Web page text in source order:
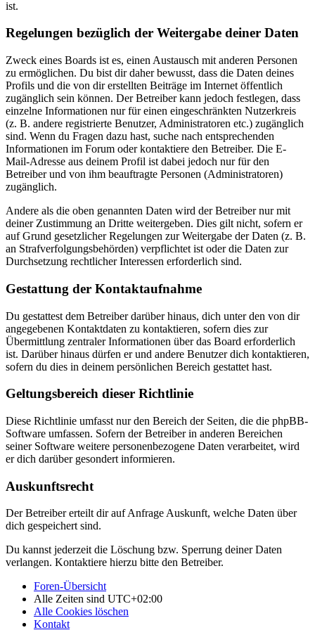
ist.
Regelungen bezüglich der Weitergabe deiner Daten
Zweck eines Boards ist es, einen Austausch mit anderen Personen
zu ermöglichen. Du bist dir daher bewusst, dass die Daten deines
Profils und die von dir erstellten Beiträge im Internet öffentlich
zugänglich sein können. Der Betreiber kann jedoch festlegen, dass
einzelne Informationen nur für einen eingeschränkten Nutzerkreis
(z. B. andere registrierte Benutzer, Administratoren etc.) zugänglich
sind. Wenn du Fragen dazu hast, suche nach entsprechenden
Informationen im Forum oder kontaktiere den Betreiber. Die E-
Mail-Adresse aus deinem Profil ist dabei jedoch nur für den
Betreiber und von ihm beauftragte Personen (Administratoren)
zugänglich.
Andere als die oben genannten Daten wird der Betreiber nur mit
deiner Zustimmung an Dritte weitergeben. Dies gilt nicht, sofern er
auf Grund gesetzlicher Regelungen zur Weitergabe der Daten (z. B.
an Strafverfolgungsbehörden) verpflichtet ist oder die Daten zur
Durchsetzung rechtlicher Interessen erforderlich sind.
Gestattung der Kontaktaufnahme
Du gestattest dem Betreiber darüber hinaus, dich unter den von dir
angegebenen Kontaktdaten zu kontaktieren, sofern dies zur
Übermittlung zentraler Informationen über das Board erforderlich
ist. Darüber hinaus dürfen er und andere Benutzer dich kontaktieren,
sofern du dies in deinem persönlichen Bereich gestattet hast.
Geltungsbereich dieser Richtlinie
Diese Richtlinie umfasst nur den Bereich der Seiten, die die phpBB-
Software umfassen. Sofern der Betreiber in anderen Bereichen
seiner Software weitere personenbezogene Daten verarbeitet, wird
er dich darüber gesondert informieren.
Auskunftsrecht
Der Betreiber erteilt dir auf Anfrage Auskunft, welche Daten über
dich gespeichert sind.
Du kannst jederzeit die Löschung bzw. Sperrung deiner Daten
verlangen. Kontaktiere hierzu bitte den Betreiber.
Foren-Übersicht
Alle Zeiten sind UTC+02:00
Alle Cookies löschen
Kontakt